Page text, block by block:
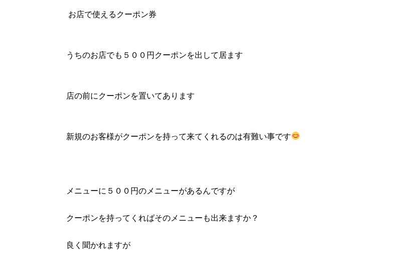
お店で使えるクーポン券
うちのお店でも５００円クーポンを出して居ます
店の前にクーポンを置いてあります
新規のお客様がクーポンを持って来てくれるのは有難い事です
メニューに５００円のメニューがあるんですが
クーポンを持ってくればそのメニューも出来ますか？
良く聞かれますが